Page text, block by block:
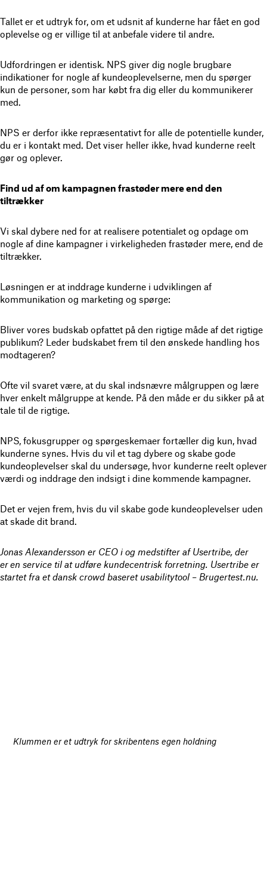
Tallet er et udtryk for, om et udsnit af kunderne har fået en god
oplevelse og er villige til at anbefale videre til andre.
Udfordringen er identisk. NPS giver dig nogle brugbare
indikationer for nogle af kundeoplevelserne, men du spørger
kun de personer, som har købt fra dig eller du kommunikerer
med.
NPS er derfor ikke repræsentativt for alle de potentielle kunder,
du er i kontakt med. Det viser heller ikke, hvad kunderne reelt
gør og oplever.
Find ud af om kampagnen frastøder mere end den
tiltrækker
Vi skal dybere ned for at realisere potentialet og opdage om
nogle af dine kampagner i virkeligheden frastøder mere, end de
tiltrækker.
Løsningen er at inddrage kunderne i udviklingen af
kommunikation og marketing og spørge:
Bliver vores budskab opfattet på den rigtige måde af det rigtige
publikum? Leder budskabet frem til den ønskede handling hos
modtageren?
Ofte vil svaret være, at du skal indsnævre målgruppen og lære
hver enkelt målgruppe at kende. På den måde er du sikker på at
tale til de rigtige.
NPS, fokusgrupper og spørgeskemaer fortæller dig kun, hvad
kunderne synes. Hvis du vil et tag dybere og skabe gode
kundeoplevelser skal du undersøge, hvor kunderne reelt oplever
værdi og inddrage den indsigt i dine kommende kampagner.
Det er vejen frem, hvis du vil skabe gode kundeoplevelser uden
at skade dit brand.
Jonas Alexandersson er CEO i og medstifter af Usertribe, der
er en service til at udføre kundecentrisk forretning. Usertribe er
startet fra et dansk crowd baseret usabilitytool – Brugertest.nu.
Klummen er et udtryk for skribentens egen holdning